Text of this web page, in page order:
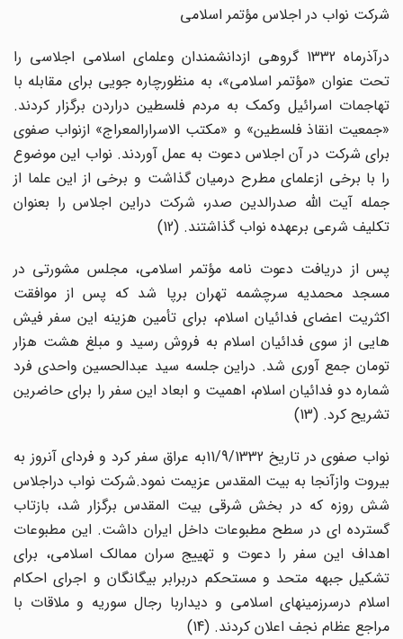
شرکت نواب در اجلاس مؤتمر اسلامی
درآذرماه 1332 گروهی ازدانشمندان وعلمای اسلامی اجلاسی را
تحت عنوان «مؤتمر اسلامی»، به منظورچاره جویی برای مقابله با
تهاجمات اسرائیل وکمک به مردم فلسطین دراردن برگزار کردند.
«جمعیت انقاذ فلسطین» و «مکتب الاسرارالمعراج» ازنواب صفوی
برای شرکت در آن اجلاس دعوت به عمل آوردند. نواب این موضوع
را با برخی ازعلمای مطرح درمیان گذاشت و برخی از این علما از
جمله آیت الله صدرالدین صدر، شرکت دراین اجلاس را بعنوان
تکلیف شرعی برعهده نواب گذاشتند. (12)
پس از دریافت دعوت نامه مؤتمر اسلامی، مجلس مشورتی در
مسجد محمدیه سرچشمه تهران برپا شد که پس از موافقت
اکثریت اعضای فدائیان اسلام، برای تأمین هزینه این سفر فیش
هایی از سوی فدائیان اسلام به فروش رسید و مبلغ هشت هزار
تومان جمع آوری شد. دراین جلسه سید عبدالحسین واحدی فرد
شماره دو فدائیان اسلام، اهمیت و ابعاد این سفر را برای حاضرین
تشریح کرد. (13)
نواب صفوی در تاریخ 11/9/1332به عراق سفر کرد و فردای آنروز به
بیروت وازآنجا به بیت المقدس عزیمت نمود.شرکت نواب دراجلاس
شش روزه که در بخش شرقی بیت المقدس برگزار شد، بازتاب
گسترده ای در سطح مطبوعات داخل ایران داشت. این مطبوعات
اهداف این سفر را دعوت و تهییج سران ممالک اسلامی، برای
تشکیل جبهه متحد و مستحکم دربرابر بیگانگان و اجرای احکام
اسلام درسرزمینهای اسلامی و دیداربا رجال سوریه و ملاقات با
مراجع عظام نجف اعلان کردند. (14)